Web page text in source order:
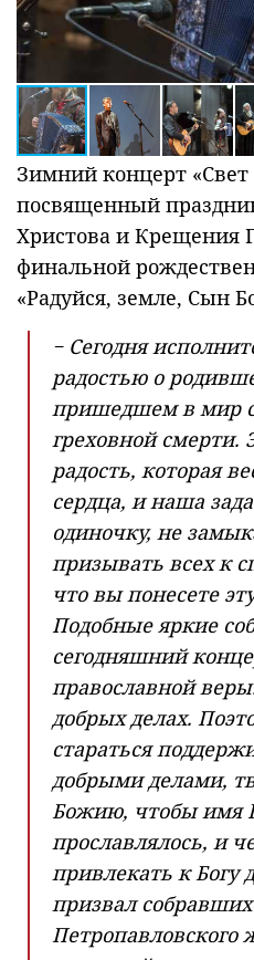
Зимний концерт «Свет
посвященный
Христова и Крещения
финальной
«Радуйся, земле, Сын
− Сегодня
радостью о
пришедшем в мир
греховной смерти.
радость, которая
сердца, и наша
одиночку, не
призывать всех к
что вы понесете
Подобные яркие
сегодняшний
православной
добрых делах.
стараться
добрыми делами,
Божию, чтобы имя
прославлялось, и
привлекать к Богу
призвал
Петропавловского